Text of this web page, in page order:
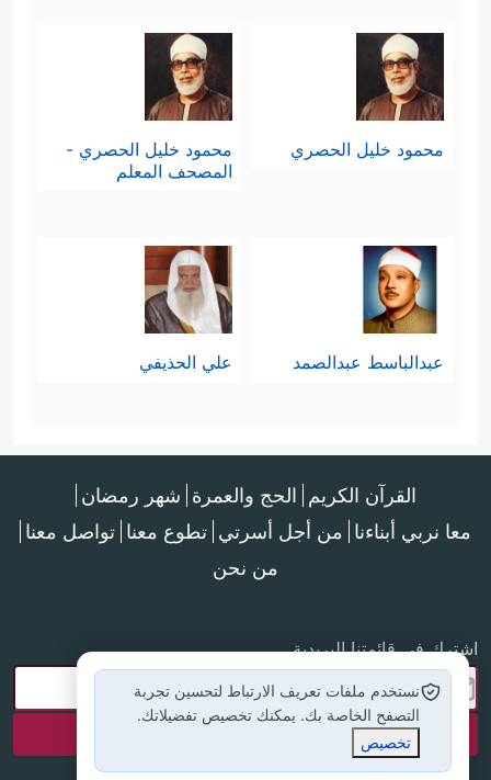
محمود خليل الحصري
محمود خليل الحصري -
المصحف المعلم
عبدالباسط عبدالصمد علي الحذيفي
القرآن الكريم الحج والعمرة شهر رمضان
معا نربي أبناءنا من أجل أسرتي تطوع معنا تواصل معنا
من نحن
اشترك في قائمتنا البريدية
نستخدم ملفات تعريف الارتباط لتحسين تجربة
التصفح الخاصة بك. يمكنك تخصيص تفضيلاتك.
تخصيص